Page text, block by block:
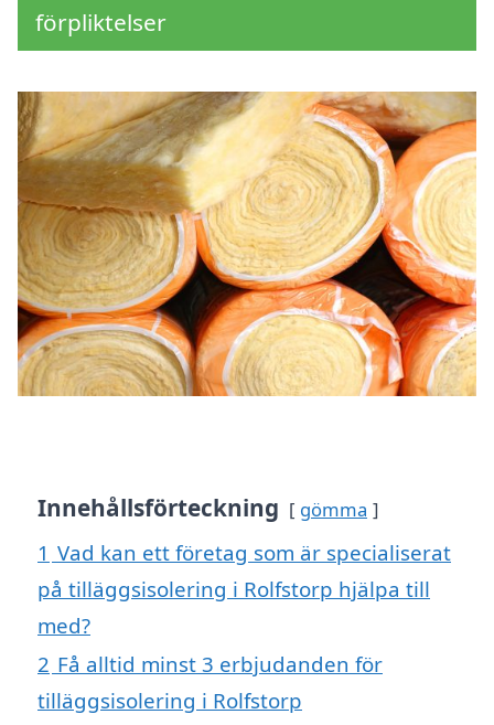
förpliktelser
Innehållsförteckning gömma
1 Vad kan ett företag som är specialiserat
på tilläggsisolering i Rolfstorp hjälpa till
med?
2 Få alltid minst 3 erbjudanden för
tilläggsisolering i Rolfstorp